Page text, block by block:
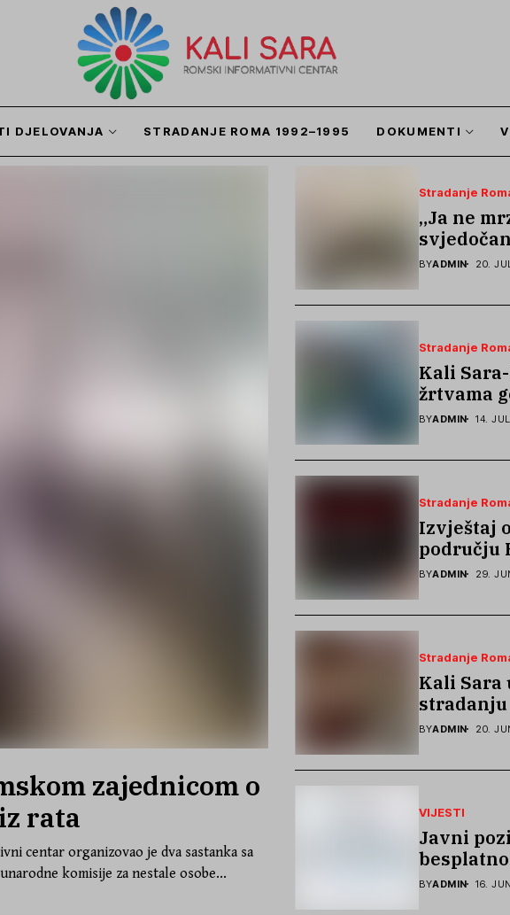
DJELOVANJA STRADANJE ROMA 1992–1995 DOKUMENTI
zajednicom o
rata
centar organizovao je dva sastanka sa
komisije za nestale osobe...
Stradanje
„Ja ne
zaboraviti
BYADMIN 20.
Stradanje
Kali
žrtvama
podsjetila
BYADMIN 14.
Stradanje
Izvještaj
području
Bosne
BYADMIN 29.
Stradanje
Kali Sara
stradanju
borbi
BYADMIN 20.
VIJESTI
Javni
BYADMIN 16.